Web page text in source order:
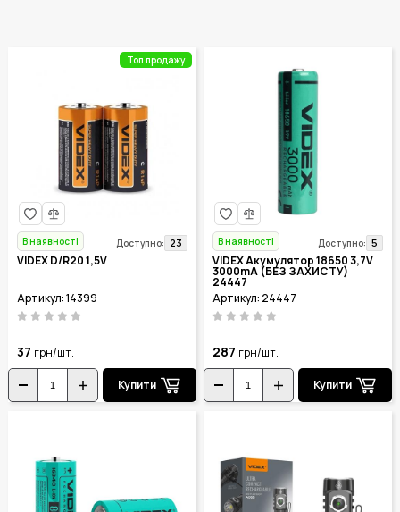
Топ продажу
В наявності Доступно: 23
VIDEX D/R20 1,5V
Артикул: 14399
37 грн/шт.
Купити
В наявності Доступно: 5
VIDEX Акумулятор 18650 3,7V
3000mA (БЕЗ ЗАХИСТУ)
24447
Артикул: 24447
287 грн/шт.
Купити